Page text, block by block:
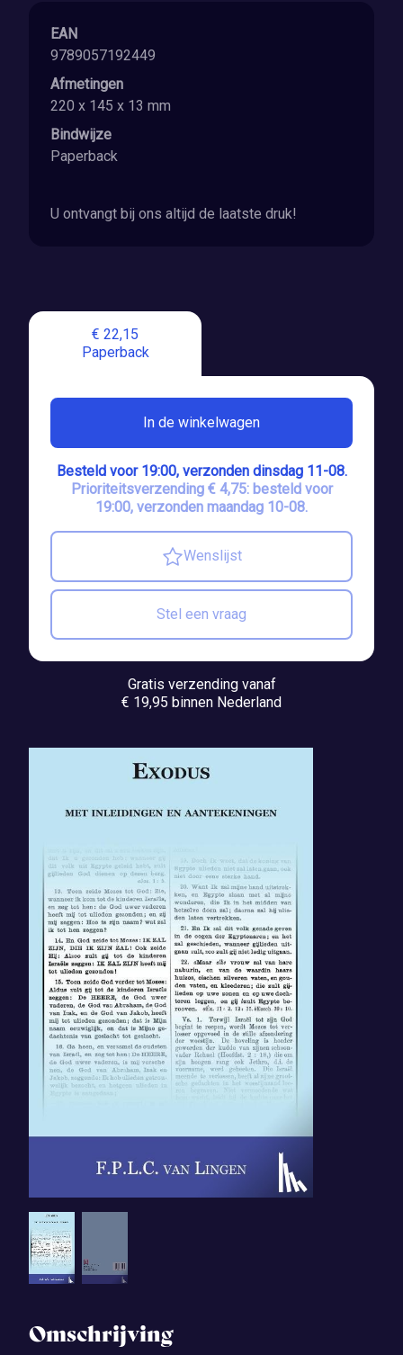
Omschrijving
€ 22,15
Paperback
In de winkelwagen
Besteld voor 19:00, verzonden dinsdag 11-08.
Prioriteitsverzending € 4,75: besteld voor
19:00, verzonden maandag 10-08.
Wenslijst
Stel een vraag
Gratis verzending vanaf
€ 19,95 binnen Nederland
EAN
9789057192449
Afmetingen
220 x 145 x 13 mm
Bindwijze
Paperback
U ontvangt bij ons altijd de laatste druk!